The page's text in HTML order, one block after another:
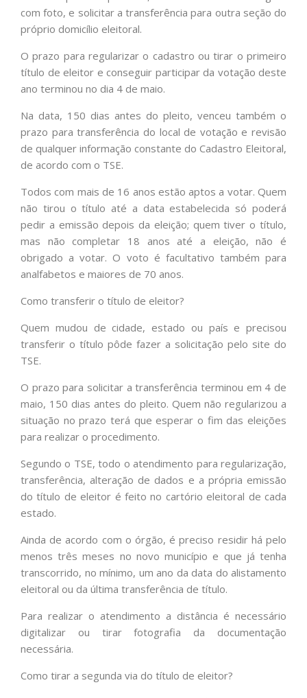
com foto, e solicitar a transferência para outra seção do
próprio domicílio eleitoral.
O prazo para regularizar o cadastro ou tirar o primeiro
título de eleitor e conseguir participar da votação deste
ano terminou no dia 4 de maio.
Na data, 150 dias antes do pleito, venceu também o
prazo para transferência do local de votação e revisão
de qualquer informação constante do Cadastro Eleitoral,
de acordo com o TSE.
Todos com mais de 16 anos estão aptos a votar. Quem
não tirou o título até a data estabelecida só poderá
pedir a emissão depois da eleição; quem tiver o título,
mas não completar 18 anos até a eleição, não é
obrigado a votar. O voto é facultativo também para
analfabetos e maiores de 70 anos.
Como transferir o título de eleitor?
Quem mudou de cidade, estado ou país e precisou
transferir o título pôde fazer a solicitação pelo site do
TSE.
O prazo para solicitar a transferência terminou em 4 de
maio, 150 dias antes do pleito. Quem não regularizou a
situação no prazo terá que esperar o fim das eleições
para realizar o procedimento.
Segundo o TSE, todo o atendimento para regularização,
transferência, alteração de dados e a própria emissão
do título de eleitor é feito no cartório eleitoral de cada
estado.
Ainda de acordo com o órgão, é preciso residir há pelo
menos três meses no novo município e que já tenha
transcorrido, no mínimo, um ano da data do alistamento
eleitoral ou da última transferência de título.
Para realizar o atendimento a distância é necessário
digitalizar ou tirar fotografia da documentação
necessária.
Como tirar a segunda via do título de eleitor?